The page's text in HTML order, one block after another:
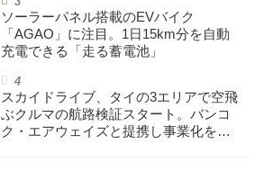
ソーラーパネル搭載のEVバイク
「AGAO」に注目。1日15km分を自動
充電できる「走る蓄電池」
スカイドライブ、タイの3エリアで空飛
ぶクルマの航路検証スタート。バンコ
ク・エアウェイズと提携し事業化を目